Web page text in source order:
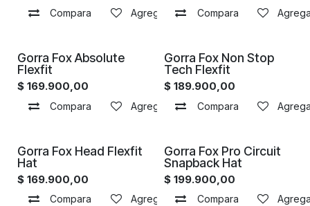
Compara Agregar a la lista de deseos
Compara
Gorra Fox Absolute
Flexfit
$ 169.900,00
Compara Agregar a la lista de deseos
Gorra Fox Non Stop
Tech Flexfit
$189.900,00
Compara
Gorra Fox Head Flexfit
Hat
$ 169.900,00
Compara Agregar a la lista de deseos
Gorra Fox Pro Circuit
Snapback Hat
$199.900,00
Compara